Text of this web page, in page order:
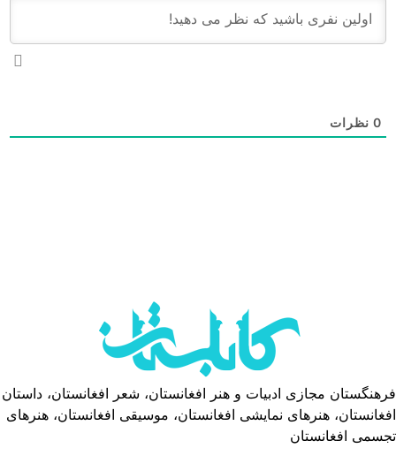
0 نظرات
فرهنگستان مجازی ادبیات و هنر افغانستان، شعر افغانستان، داستان
افغانستان، هنرهای نمایشی افغانستان، موسیقی افغانستان، هنرهای
تجسمی افغانستان